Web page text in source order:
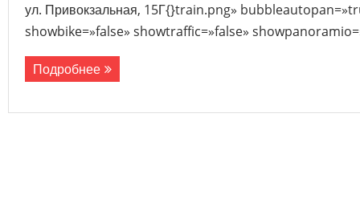
ул. Привокзальная, 15Г{}train.png»
showbike=»false» showtraffic=»false»
Подробнее